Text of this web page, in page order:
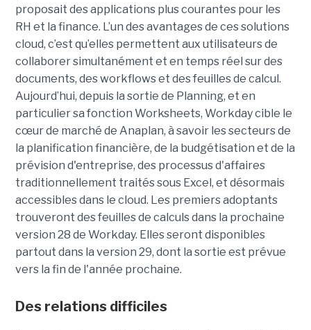
proposait des applications plus courantes pour les
RH et la finance. L’un des avantages de ces solutions
cloud, c’est qu’elles permettent aux utilisateurs de
collaborer simultanément et en temps réel sur des
documents, des workflows et des feuilles de calcul.
Aujourd’hui, depuis la sortie de Planning, et en
particulier sa fonction Worksheets, Workday cible le
cœur de marché de Anaplan, à savoir les secteurs de
la planification financière, de la budgétisation et de la
prévision d'entreprise, des processus d'affaires
traditionnellement traités sous Excel, et désormais
accessibles dans le cloud. Les premiers adoptants
trouveront des feuilles de calculs dans la prochaine
version 28 de Workday. Elles seront disponibles
partout dans la version 29, dont la sortie est prévue
vers la fin de l'année prochaine.
Des relations difficiles